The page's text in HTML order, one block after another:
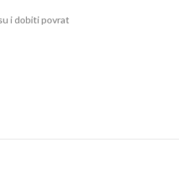
i dobiti povrat